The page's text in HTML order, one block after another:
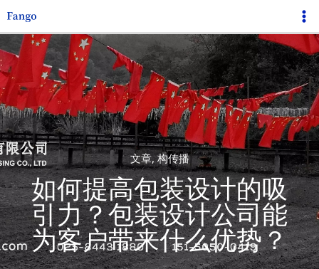
跳
至
内
容
文章,构传播
如何提高包装设计的吸
引力？包装设计公司能
为客户带来什么优势？